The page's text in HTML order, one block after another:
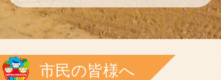
市民の皆様へ